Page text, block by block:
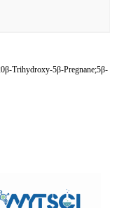
Trihydroxy-5β-Pregnane;5β-